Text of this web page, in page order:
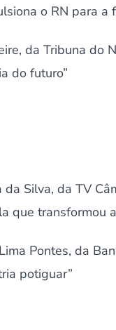
o RN para a
da Tribuna do
do futuro”
Silva, da TV
que transformou
Pontes, da
potiguar”